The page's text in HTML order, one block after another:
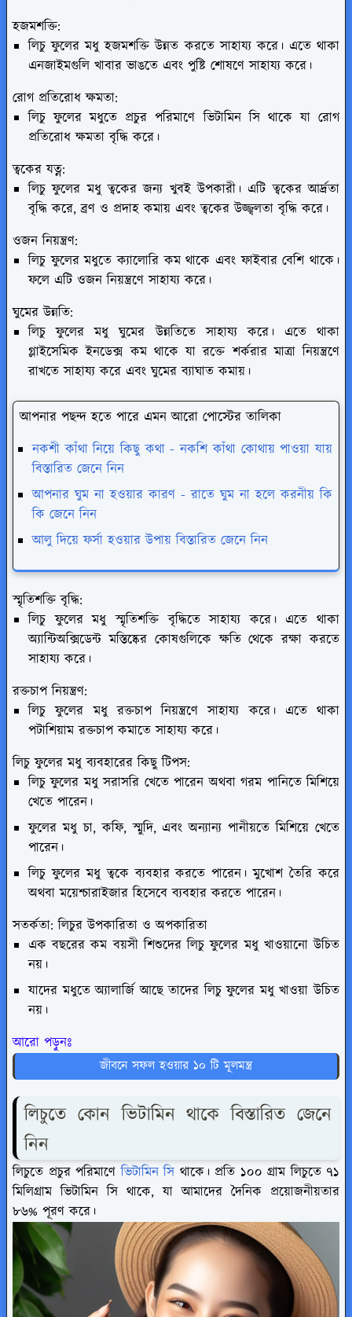
হজমশক্তি:
লিচু ফুলের মধু হজমশক্তি উন্নত করতে সাহায্য করে। এতে থাকা
এনজাইমগুলি খাবার ভাঙতে এবং পুষ্টি শোষণে সাহায্য করে।
রোগ প্রতিরোধ ক্ষমতা:
লিচু ফুলের মধুতে প্রচুর পরিমাণে ভিটামিন সি থাকে যা রোগ
প্রতিরোধ ক্ষমতা বৃদ্ধি করে।
ত্বকের যত্ন:
লিচু ফুলের মধু ত্বকের জন্য খুবই উপকারী। এটি ত্বকের আর্দ্রতা
বৃদ্ধি করে, ব্রণ ও প্রদাহ কমায় এবং ত্বকের উজ্জ্বলতা বৃদ্ধি করে।
ওজন নিয়ন্ত্রণ:
লিচু ফুলের মধুতে ক্যালোরি কম থাকে এবং ফাইবার বেশি থাকে।
ফলে এটি ওজন নিয়ন্ত্রণে সাহায্য করে।
ঘুমের উন্নতি:
লিচু ফুলের মধু ঘুমের উন্নতিতে সাহায্য করে। এতে থাকা
গ্লাইসেমিক ইনডেক্স কম থাকে যা রক্তে শর্করার মাত্রা নিয়ন্ত্রণে
রাখতে সাহায্য করে এবং ঘুমের ব্যাঘাত কমায়।
আপনার পছন্দ হতে পারে এমন আরো পোস্টের তালিকা
নকশী কাঁথা নিয়ে কিছু কথা - নকশি কাঁথা কোথায় পাওয়া যায়
বিস্তারিত জেনে নিন
আপনার ঘুম না হওয়ার কারণ - রাতে ঘুম না হলে করনীয় কি
কি জেনে নিন
আলু দিয়ে ফর্সা হওয়ার উপায় বিস্তারিত জেনে নিন
স্মৃতিশক্তি বৃদ্ধি:
লিচু ফুলের মধু স্মৃতিশক্তি বৃদ্ধিতে সাহায্য করে। এতে থাকা
অ্যান্টিঅক্সিডেন্ট মস্তিষ্কের কোষগুলিকে ক্ষতি থেকে রক্ষা করতে
সাহায্য করে।
রক্তচাপ নিয়ন্ত্রণ:
লিচু ফুলের মধু রক্তচাপ নিয়ন্ত্রণে সাহায্য করে। এতে থাকা
পটাশিয়াম রক্তচাপ কমাতে সাহায্য করে।
লিচু ফুলের মধু ব্যবহারের কিছু টিপস:
লিচু ফুলের মধু সরাসরি খেতে পারেন অথবা গরম পানিতে মিশিয়ে
খেতে পারেন।
ফুলের মধু চা, কফি, স্মুদি, এবং অন্যান্য পানীয়তে মিশিয়ে খেতে
পারেন।
লিচু ফুলের মধু ত্বকে ব্যবহার করতে পারেন। মুখোশ তৈরি করে
অথবা ময়েশ্চারাইজার হিসেবে ব্যবহার করতে পারেন।
সতর্কতা: লিচুর উপকারিতা ও অপকারিতা
এক বছরের কম বয়সী শিশুদের লিচু ফুলের মধু খাওয়ানো উচিত
নয়।
যাদের মধুতে অ্যালার্জি আছে তাদের লিচু ফুলের মধু খাওয়া উচিত
নয়।
আরো পড়ুনঃ
জীবনে সফল হওয়ার ১০ টি মূলমন্ত্র
লিচুতে কোন ভিটামিন থাকে বিস্তারিত জেনে
নিন
লিচুতে প্রচুর পরিমাণেভিটামিন সি থাকে। প্রতি ১০০ গ্রাম লিচুতে ৭১
মিলিগ্রাম ভিটামিন সি থাকে, যা আমাদের দৈনিক প্রয়োজনীয়তার
৮৬% পূরণ করে।